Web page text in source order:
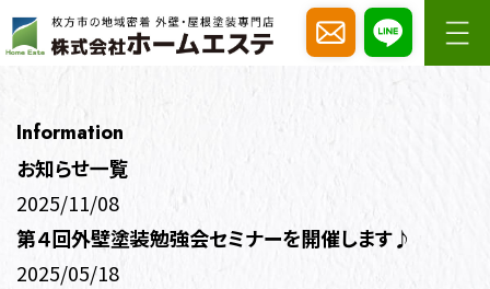
Information
お知らせ一覧
2025/11/08
第４回外壁塗装勉強会セミナーを開催します♪
2025/05/18